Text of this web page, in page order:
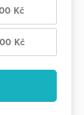
Kč
Kč